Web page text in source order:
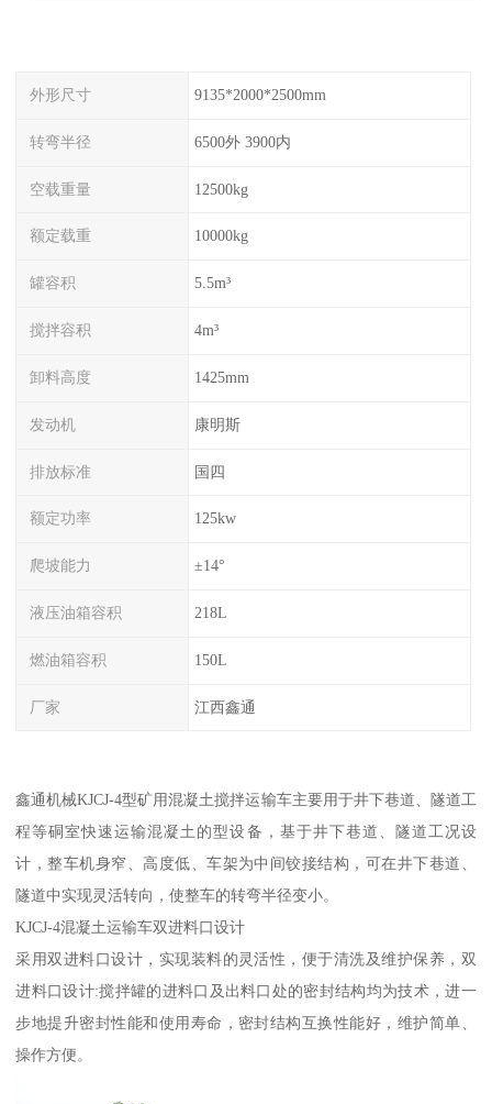
外形尺寸 9135*2000*2500mm
转弯半径 6500外 3900内
空载重量 12500kg
额定载重 10000kg
罐容积 5.5m³
搅拌容积 4m³
卸料高度 1425mm
发动机 康明斯
排放标准 国四
额定功率 125kw
爬坡能力 ±14°
液压油箱容积 218L
燃油箱容积 150L
厂家 江西鑫通
鑫通机械KJCJ-4型矿用混凝土搅拌运输车主要用于井下巷道、隧道工
程等硐室快速运输混凝土的型设备，基于井下巷道、隧道工况设
计，整车机身窄、高度低、车架为中间铰接结构，可在井下巷道、
隧道中实现灵活转向，使整车的转弯半径变小。
KJCJ-4混凝土运输车双进料口设计
采用双进料口设计，实现装料的灵活性，便于清洗及维护保养，双
进料口设计:搅拌罐的进料口及出料口处的密封结构均为技术，进一
步地提升密封性能和使用寿命，密封结构互换性能好，维护简单、
操作方便。